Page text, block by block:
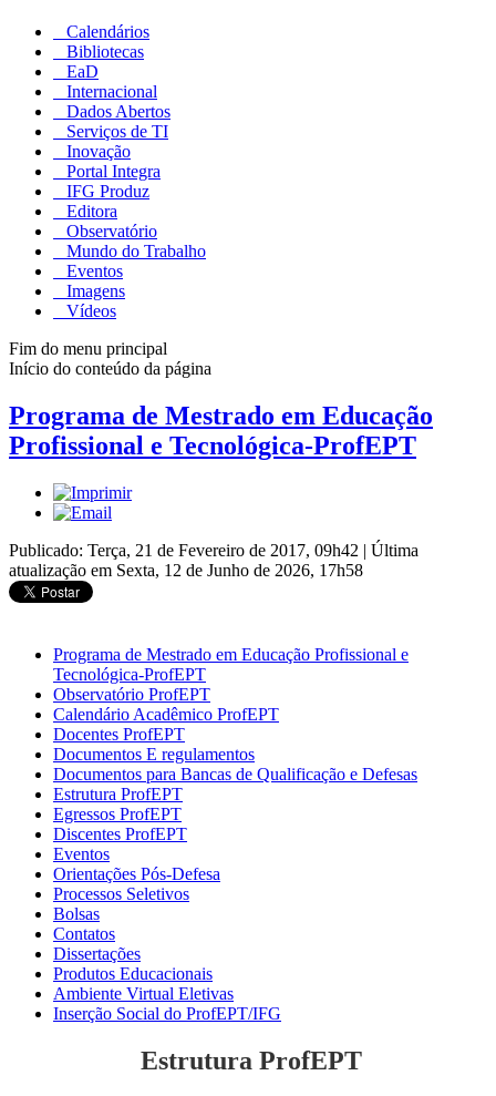
Calendários
Bibliotecas
EaD
Internacional
Dados Abertos
Serviços de TI
Inovação
Portal Integra
IFG Produz
Editora
Observatório
Mundo do Trabalho
Eventos
Imagens
Vídeos
Fim do menu principal
Início do conteúdo da página
Programa de Mestrado em Educação
Profissional e Tecnológica-ProfEPT
Publicado: Terça, 21 de Fevereiro de 2017, 09h42 | Última
atualização em Sexta, 12 de Junho de 2026, 17h58
Programa de Mestrado em Educação Profissional e
Tecnológica-ProfEPT
Observatório ProfEPT
Calendário Acadêmico ProfEPT
Docentes ProfEPT
Documentos E regulamentos
Documentos para Bancas de Qualificação e Defesas
Estrutura ProfEPT
Egressos ProfEPT
Discentes ProfEPT
Eventos
Orientações Pós-Defesa
Processos Seletivos
Bolsas
Contatos
Dissertações
Produtos Educacionais
Ambiente Virtual Eletivas
Inserção Social do ProfEPT/IFG
Estrutura ProfEPT